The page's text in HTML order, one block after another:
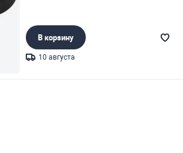
В корзину
10 августа